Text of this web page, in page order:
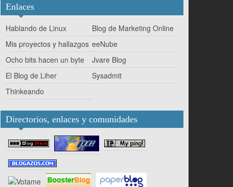
Enlaces
Hablando de Linux
Blog de Marketing Online
Mis proyectos y hallazgos eeNube
Ocho bits hacen un byte
Jvare Blog
El Blog de Liher
Sysadmit
Thinkeando
Directorios, enlaces y comunidades